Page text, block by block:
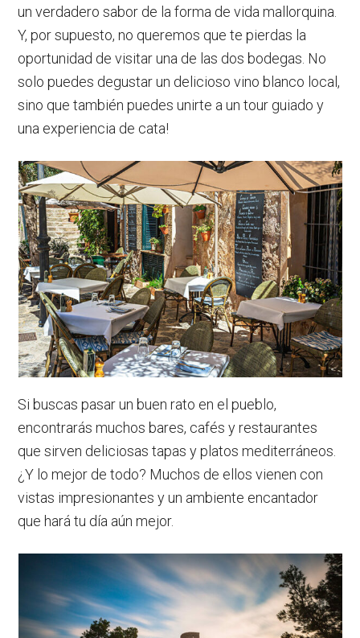
un verdadero sabor de la forma de vida mallorquina.
Y, por supuesto, no queremos que te pierdas la
oportunidad de visitar una de las dos bodegas. No
solo puedes degustar un delicioso vino blanco local,
sino que también puedes unirte a un tour guiado y
una experiencia de cata!
Si buscas pasar un buen rato en el pueblo,
encontrarás muchos bares, cafés y restaurantes
que sirven deliciosas tapas y platos mediterráneos.
¿Y lo mejor de todo? Muchos de ellos vienen con
vistas impresionantes y un ambiente encantador
que hará tu día aún mejor.